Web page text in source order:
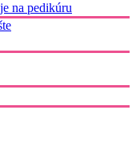
na pedikúru